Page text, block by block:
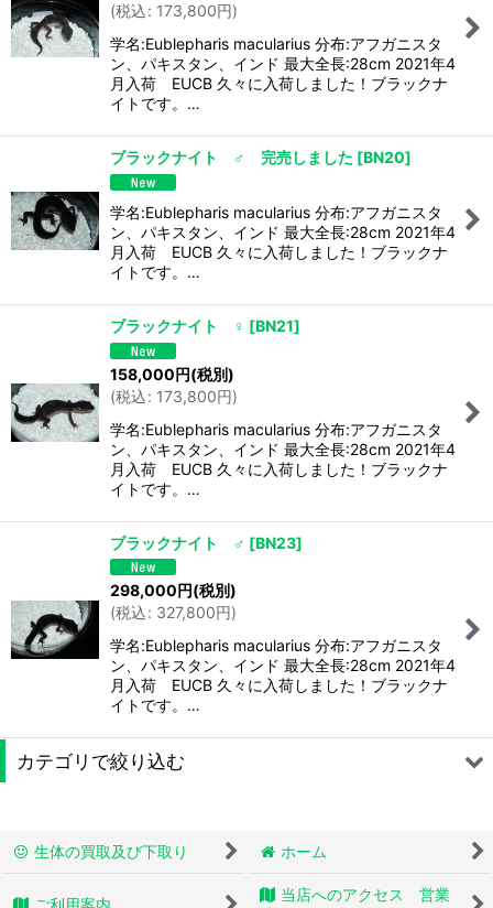
(税込: 173,800円)
学名:Eublepharis macularius 分布:アフガニスタ
ン、パキスタン、インド 最大全長:28cm 2021年4
月入荷 EUCB 久々に入荷しました！ブラックナ
イトです。…
ブラックナイト ♂ 完売しました [BN20]
学名:Eublepharis macularius 分布:アフガニスタ
ン、パキスタン、インド 最大全長:28cm 2021年4
月入荷 EUCB 久々に入荷しました！ブラックナ
イトです。…
ブラックナイト ♀ [BN21]
158,000円(税別)
(税込: 173,800円)
学名:Eublepharis macularius 分布:アフガニスタ
ン、パキスタン、インド 最大全長:28cm 2021年4
月入荷 EUCB 久々に入荷しました！ブラックナ
イトです。…
ブラックナイト ♂ [BN23]
298,000円(税別)
(税込: 327,800円)
学名:Eublepharis macularius 分布:アフガニスタ
ン、パキスタン、インド 最大全長:28cm 2021年4
月入荷 EUCB 久々に入荷しました！ブラックナ
イトです。…
カテゴリで絞り込む
生体の買取及び下取り ホーム
ご利用案内
当店へのアクセス 営業